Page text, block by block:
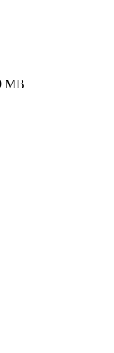
MB